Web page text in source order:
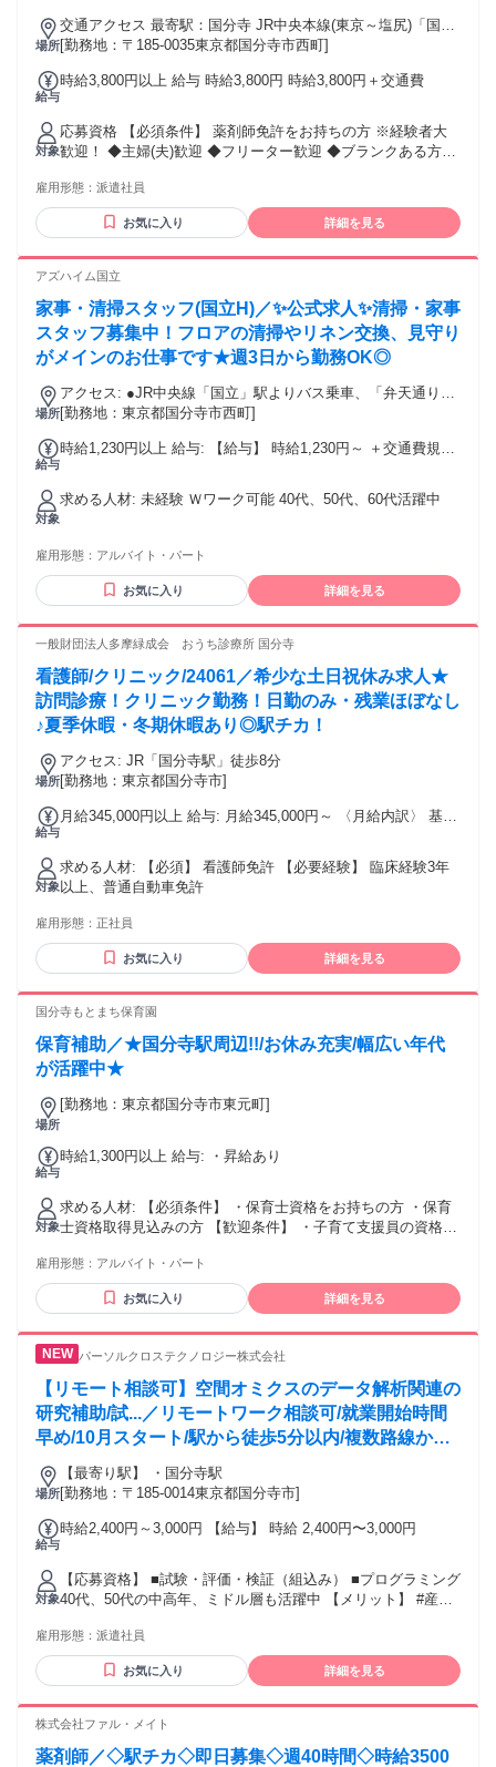
場所
交通アクセス 最寄駅：国分寺 JR中央本線(東京～塩尻)「国分
寺」から徒歩20分
[勤務地：〒185-0035東京都国分寺市西町]
給与
時給3,800円以上 給与 時給3,800円 時給3,800円＋交通費
対象
応募資格 【必須条件】 薬剤師免許をお持ちの方 ※経験者大
歓迎！ ◆主婦(夫)歓迎 ◆フリーター歓迎 ◆ブランクある方も
雇用形態： 派遣社員
お気に入り 詳細を見る
アズハイム国立
家事・清掃スタッフ(国立H)／✨公式求人✨清掃・家事
スタッフ募集中！フロアの清掃やリネン交換、見守り
がメインのお仕事です★週3日から勤務OK◎
場所
アクセス: ●JR中央線「国立」駅よりバス乗車、「弁天通り
北」バス停下車徒歩1分
[勤務地：東京都国分寺市西町]
給与
時給1,230円以上 給与: 【給与】 時給1,230円～ ＋交通費規定
住支援特別手当あり(勤続5年目まで月額20,000円) ※東京都居
住支援特別手当付与対象の場合、時給は1,145円となります ・
居住支援特別手当含む 月収:157,400円 【福利厚生・待遇】 昇
康保険、厚生年金保険、雇用保険、労災保険 資格取得祝い金
資格取得支援制度（資格により上限4-13万円） 資格取得更新
手数料負担制度 制服貸与 食事補助
対象
求める人材: 未経験 Ｗワーク可能 40代、50代、60代活躍中
雇用形態： アルバイト・パート
お気に入り 詳細を見る
一般財団法人多摩緑成会 おうち診療所 国分寺
看護師/クリニック/24061／希少な土日祝休み求人★
訪問診療！クリニック勤務！日勤のみ・残業ほぼなし
♪夏季休暇・冬期休暇あり◎駅チカ！
場所
アクセス: JR「国分寺駅」徒歩8分
[勤務地：東京都国分寺市]
給与
月給345,000円以上 給与: 月給345,000円～ 〈月給内訳〉 基本
対象
求める人材: 【必須】 看護師免許 【必要経験】 臨床経験3年
以上、普通自動車免許
雇用形態： 正社員
お気に入り 詳細を見る
国分寺もとまち保育園
保育補助／★国分寺駅周辺!!/お休み充実/幅広い年代
が活躍中★
場所
[勤務地：東京都国分寺市東元町]
給与
時給1,300円以上 給与: ・昇給あり
対象
求める人材: 【必須条件】 ・保育士資格をお持ちの方 ・保育
士資格取得見込みの方 【歓迎条件】 ・子育て支援員の資格を
クがある方 ・子育て中の方 ・Uターン、Iターン歓迎 ・派遣
保育士経験のみの保育士さんも歓迎 【こんな方にピッタリ】
・子どもたちと一緒に成長したい方 ・チームワークを大切に
イフバランスを重視したい方 ・長期的に安定して働きたい方
【こんな方は是非ご応募ください】 ・安定した事業で腰を据
えて働きたい方 ・保育士の資格を生かしたい方！ ・主婦（主
夫）も活躍中！ ・男性も女性も活躍中！ ・20代30代の若手、
第二新卒の方から、40代49代の中高年（ミドルシニア層）の
方も活躍！ ・ハローワーク求人です！是非Indeedよりご応募
ください！ ・学童保育をしながら、保育士資格を取られた
方！ ・病院内、企業内、託児所などの認可外保育園での勤務
経験しかない方も活躍中！
雇用形態： アルバイト・パート
お気に入り 詳細を見る
パーソルクロステクノロジー株式会社
【リモート相談可】空間オミクスのデータ解析関連の
研究補助/試...／リモートワーク相談可/就業開始時間
早め/10月スタート/駅から徒歩5分以内/複数路線から
通勤可、好立地オフィス/経験を活かせます/大手総合
電機メーカー勤務
場所
【最寄り駅】 ・国分寺駅
[勤務地：〒185-0014東京都国分寺市]
給与
時給2,400円～3,000円 【給与】 時給 2,400円〜3,000円
対象
【応募資格】 ■試験・評価・検証（組込み） ■プログラミング
40代、50代の中高年、ミドル層も活躍中 【メリット】 #産
支給 #育児サポートあり #長期 #残業月平均20時間以内 #50代
も応募可 #駅近5分以内 #第二新卒歓迎
雇用形態： 派遣社員
お気に入り 詳細を見る
株式会社ファル・メイト
薬剤師／◇駅チカ◇即日募集◇週40時間◇時給3500